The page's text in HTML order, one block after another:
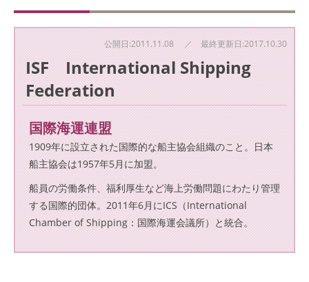
公開日:2011.11.08 ／ 最終更新日:2017.10.30
ISF International Shipping
Federation
国際海運連盟
1909年に設立された国際的な船主協会組織のこと。日本
船主協会は1957年5月に加盟。
船員の労働条件、福利厚生など海上労働問題にわたり管理
する国際的団体。2011年6月にICS（International
Chamber of Shipping：国際海運会議所）と統合。